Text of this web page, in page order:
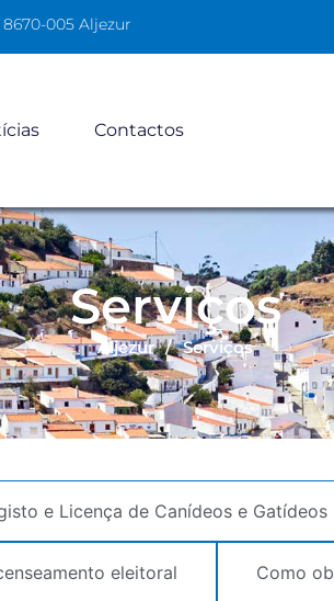
005 Aljezur
Contactos
Serviços
Aljezur / Serviços
e Licença de Canídeos e Gatídeos
eleitoral Como